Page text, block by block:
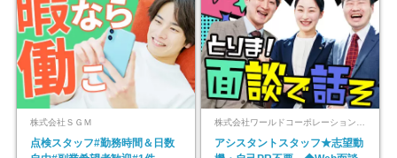
株式会社ＳＧＭ
点検スタッフ#勤務時間＆日数
アシスタントスタッフ★志望動